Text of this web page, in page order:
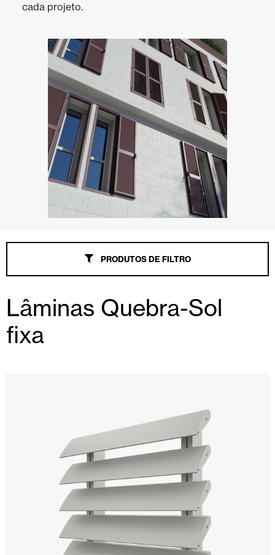
cada projeto.
PRODUTOS DE FILTRO
Lâminas Quebra-Sol
fixa